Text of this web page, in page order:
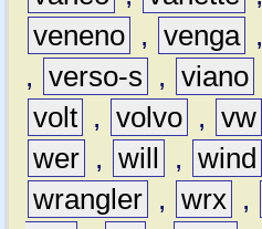
veneno , venga ,
, verso-s , viano
volt , volvo , vw
wer , will , wind
wrangler , wrx ,